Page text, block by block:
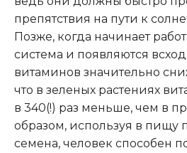
препятствия на пути к
Позже, когда начинает
система и появляются
витаминов значительно
что в зеленых растениях
в 340(!) раз меньше, чем в
образом, используя в пищу
семена, человек способен